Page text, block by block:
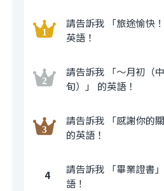
請告訴我 「旅途愉快
英語！
請告訴我 「〜月初（
旬）」 的英語！
請告訴我 「感謝你的關
的英語！
4
請告訴我 「畢業證書
語！